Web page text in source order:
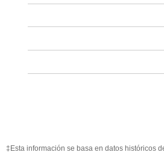
‡Esta información se basa en datos históricos